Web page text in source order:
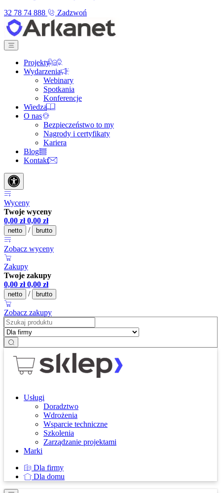
32 78 74 888
Zadzwoń
Projekty
Wydarzenia
Webinary
Spotkania
Konferencje
Wiedza
O nas
Bezpieczeństwo to my
Nagrody i certyfikaty
Kariera
Blog
Kontakt
Wyceny
Twoje wyceny
0,00 zł 0,00 zł
netto / brutto
Zobacz wyceny
Zakupy
Twoje zakupy
0,00 zł 0,00 zł
netto / brutto
Zobacz zakupy
Usługi
Doradztwo
Wdrożenia
Wsparcie techniczne
Szkolenia
Zarządzanie projektami
Marki
Dla firmy
Dla domu